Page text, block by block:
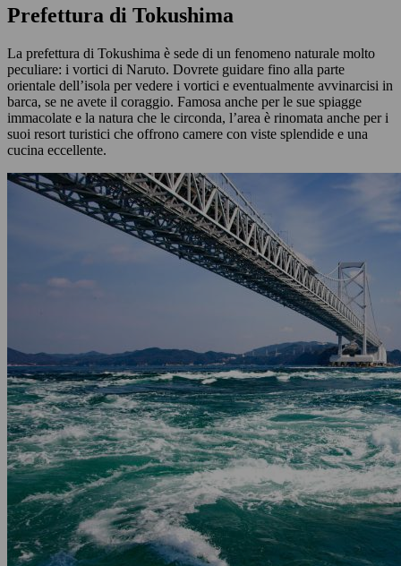
Prefettura di Tokushima
La prefettura di Tokushima è sede di un fenomeno naturale molto
peculiare: i vortici di Naruto. Dovrete guidare fino alla parte
orientale dell’isola per vedere i vortici e eventualmente avvinarcisi in
barca, se ne avete il coraggio. Famosa anche per le sue spiagge
immacolate e la natura che le circonda, l’area è rinomata anche per i
suoi resort turistici che offrono camere con viste splendide e una
cucina eccellente.